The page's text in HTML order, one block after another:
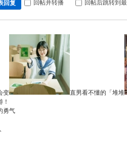
回复 回帖并转播 回帖后跳转到
变 直男看不懂的「堆堆
勇气